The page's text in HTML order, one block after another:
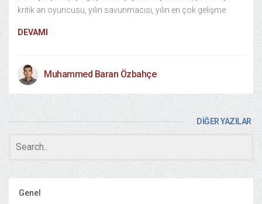
kritik an oyuncusu, yılın savunmacısı, yılın en çok gelişme
DEVAMI
Muhammed Baran Özbahçe
DİĞER YAZILAR
Genel